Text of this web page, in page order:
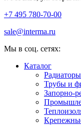
+7 495 780-70-00
sale@interma.ru
Мы в соц. сетях:
Каталог
Трубы и
Запорно-